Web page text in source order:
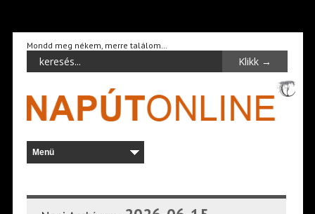
Mondd meg nékem, merre találom…